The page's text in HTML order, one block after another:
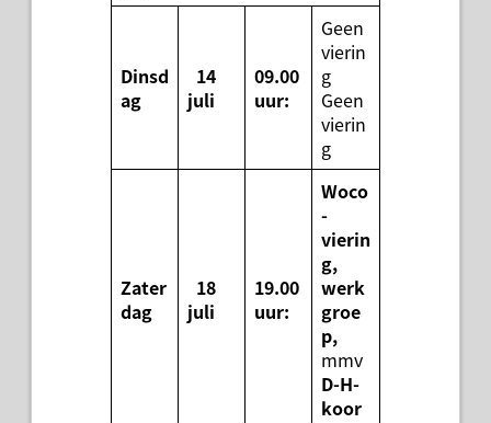
Dinsd
ag
14
juli
09.00
uur:
Geen
vierin
g
Geen
vierin
g
Zater
dag
18
juli
19.00
uur:
Woco
-
vierin
g,
werk
groe
p,
mmv
D-H-
koor